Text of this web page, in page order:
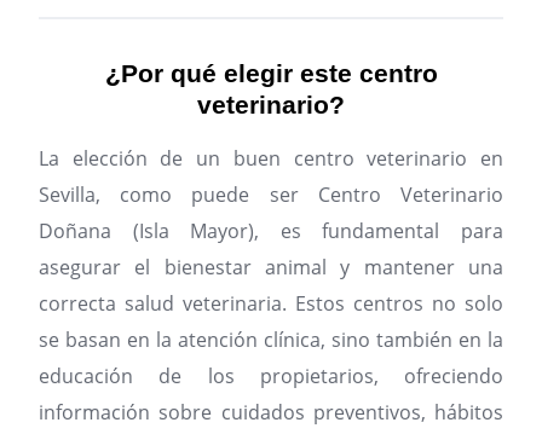
¿Por qué elegir este centro
veterinario?
La elección de un buen centro veterinario en
Sevilla, como puede ser Centro Veterinario
Doñana (Isla Mayor), es fundamental para
asegurar el bienestar animal y mantener una
correcta salud veterinaria. Estos centros no solo
se basan en la atención clínica, sino también en la
educación de los propietarios, ofreciendo
información sobre cuidados preventivos, hábitos